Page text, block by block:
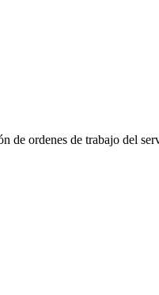
de ordenes de trabajo del